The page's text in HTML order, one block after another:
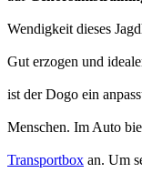
Wendigkeit dieses
Gut erzogen und
ist der Dogo ein
Menschen. Im Auto
Transportbox an. Um